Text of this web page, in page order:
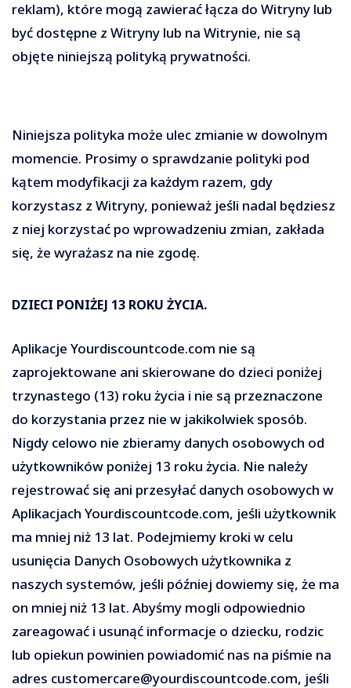
reklam), które mogą zawierać łącza do Witryny lub
być dostępne z Witryny lub na Witrynie, nie są
objęte niniejszą polityką prywatności.
Niniejsza polityka może ulec zmianie w dowolnym
momencie. Prosimy o sprawdzanie polityki pod
kątem modyfikacji za każdym razem, gdy
korzystasz z Witryny, ponieważ jeśli nadal będziesz
z niej korzystać po wprowadzeniu zmian, zakłada
się, że wyrażasz na nie zgodę.
DZIECI PONIŻEJ 13 ROKU ŻYCIA.
Aplikacje Yourdiscountcode.com nie są
zaprojektowane ani skierowane do dzieci poniżej
trzynastego (13) roku życia i nie są przeznaczone
do korzystania przez nie w jakikolwiek sposób.
Nigdy celowo nie zbieramy danych osobowych od
użytkowników poniżej 13 roku życia. Nie należy
rejestrować się ani przesyłać danych osobowych w
Aplikacjach Yourdiscountcode.com, jeśli użytkownik
ma mniej niż 13 lat. Podejmiemy kroki w celu
usunięcia Danych Osobowych użytkownika z
naszych systemów, jeśli później dowiemy się, że ma
on mniej niż 13 lat. Abyśmy mogli odpowiednio
zareagować i usunąć informacje o dziecku, rodzic
lub opiekun powinien powiadomić nas na piśmie na
adres customercare@yourdiscountcode.com, jeśli